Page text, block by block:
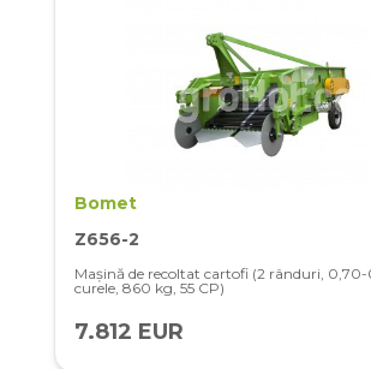
Bomet
Z656-2
Mașină de recoltat cartofi (2 rânduri,
curele, 860 kg, 55 CP)
7.812 EUR